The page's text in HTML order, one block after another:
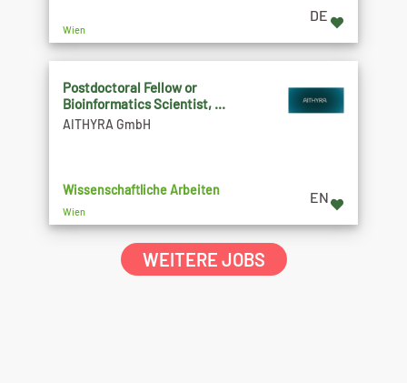
Wien
DE
Postdoctoral Fellow or
Bioinformatics Scientist, ...
AITHYRA GmbH
Wissenschaftliche Arbeiten
Wien
EN
WEITERE JOBS